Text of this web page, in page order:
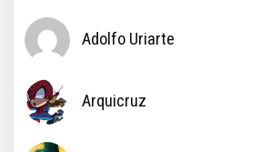
Adolfo Uriarte
Arquicruz